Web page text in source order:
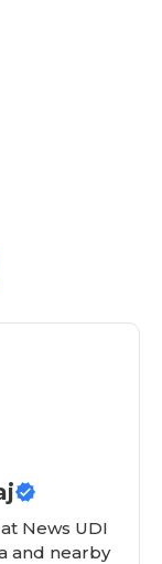
News UDI
and nearby